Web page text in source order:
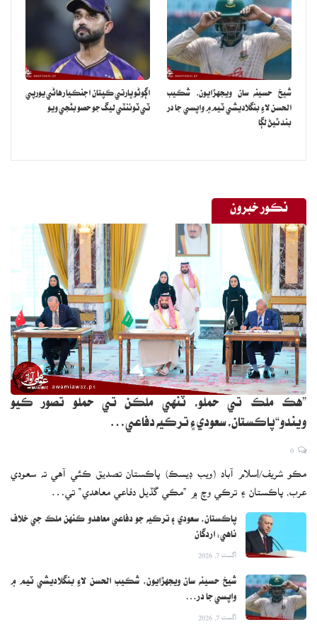
شهري آبادي کي نشانو بڻايو، جنهن دوران ٻه مسجدون شهيد ٿيون، حملن
جي نتيجي ۾ 26 بيگناهه شهري شهيد ۽ 46 ڄڻا زخمي ٿيا.
پاڪ فوج ڀارتي بزدلاڻي ڪاروائين جو ڀرپور جواب ڏيندي ڀارتي هوائي فوج
جا 3 رافيل جھاز، هڪ مگ 29، هڪ ايس يو 30 جھاز، هڪ ڊرون ۽ ڀارتي
بريگيڊ هيڊڪوارٽر به تباهه ڪري ڇڏيا.
پاڪ فوج جي ڀرپور جوابي ڪارروائيءَ کانپوءِ ڀارت لائين آف ڪنٽرول تي
اَڇو جهنڊو لهرائي شڪست تسليم ڪري ورتي هئي.
شيخ حسينه سان ويجهڙايون، شڪيب
الحسن لاءِ بنگلاديشي ٽيم ۾ واپسي جا در
بند ٿيڻ لڳا
اڳوڻو ڀارتي ڪپتان اجنڪيا رهاڻي يورپي
ٽي ٽوئنٽي ليگ جو حصو بڻجي ويو
نڪور خبرون
”هڪ ملڪ تي حملو، ٽنهي ملڪن تي حملو تصور ڪيو
ويندو“پاڪستان، سعودي ۽ ترڪيه دفاعي…
مڪو شريف/اسلام آباد (ويب ڊيسڪ) پاڪستان تصديق ڪئي آهي ته سعودي
عرب، پاڪستان ۽ ترڪي وچ ۾ ”مڪي گڏيل دفاعي معاهدي“ تي…
پاڪستان، سعودي ۽ ترڪيه جو دفاعي معاهدو ڪنهن ملڪ جي خلاف
ناهي: اردگان
اگست 7, 2026
شيخ حسينه سان ويجهڙايون، شڪيب الحسن لاءِ بنگلاديشي ٽيم ۾
واپسي جا در…
اگست 7, 2026